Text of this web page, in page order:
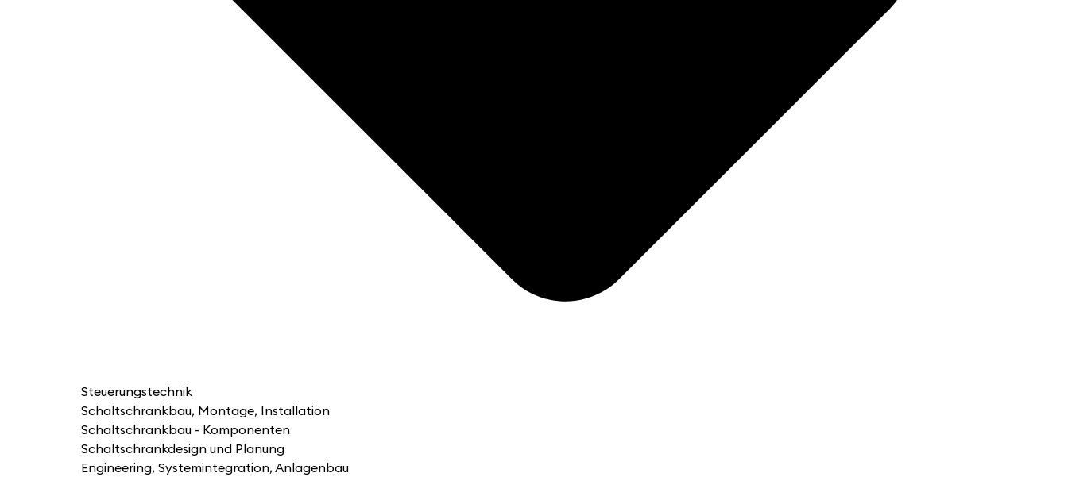
Steuerungstechnik
Schaltschrankbau, Montage, Installation
Schaltschrankbau - Komponenten
Schaltschrankdesign und Planung
Engineering, Systemintegration, Anlagenbau